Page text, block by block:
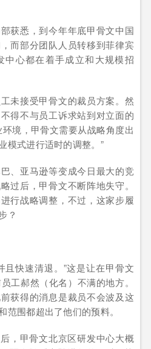
获悉，到今年年底甲骨文中国
而部分团队人员转移到菲律宾
中心都在着手成立和大规模招
未接受甲骨文的裁员方案。然
得不与员工诉求站到对立面的
境，甲骨文需要从战略角度出
模式进行适时的调整。”
、亚马逊等变成今日最大的竞
过后，甲骨文不断阵地失守。
行战略调整，不过，这家步履
？
且快速清退。”这是让在甲骨文
工郝然（化名）不满的地方。
获得的消息是裁员不会波及这
围都超出了他们的预料。
，甲骨文北京区研发中心大概